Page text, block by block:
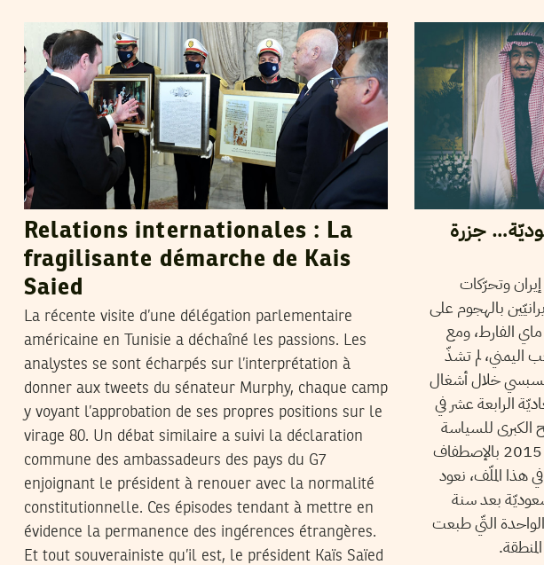
Relations internationales : La
fragilisante démarche de Kais
Saied
La récente visite d’une délégation parlementaire
américaine en Tunisie a déchaîné les passions. Les
analystes se sont écharpés sur l’interprétation à
donner aux tweets du sénateur Murphy, chaque camp
y voyant l’approbation de ses propres positions sur le
virage 80. Un débat similaire a suivi la déclaration
commune des ambassadeurs des pays du G7
enjoignant le président à renouer avec la normalité
constitutionnelle. Ces épisodes tendant à mettre en
évidence la permanence des ingérences étrangères.
Et tout souverainiste qu’il est, le président Kaïs Saïed
جزرة
وتحرّكات
بالهجوم على
ناقلات النفط السعوديّة والإماراتيّة في 12 ماي الفارط، ومع
لم تشذّ
خلال أشغال
الرابعة عشر في
2019 عن الملامح الكبرى للسياسة
الخارجيّة التونسيّة التّي اتّسمت منذ سنة 2015 بالإصطفاف
هذا الملّف، نعود
بعد سنة
الواحدة التّي طبعت